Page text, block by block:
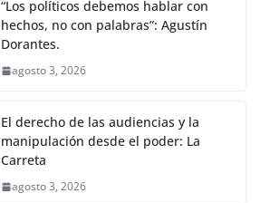
“Los políticos debemos hablar con
hechos, no con palabras”: Agustín
Dorantes.
agosto 3, 2026
El derecho de las audiencias y la
manipulación desde el poder: La
Carreta
agosto 3, 2026